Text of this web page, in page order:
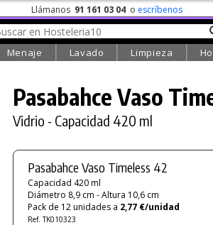
Llámanos 91 161 03 04 o escríbenos
Menaje Lavado Limpieza
Pasabahce Vaso
Vidrio - Capacidad 420 ml
Pasabahce Vaso Timeless 42
Capacidad 420 ml
Diámetro 8,9 cm - Altura 10,6 cm
Pack de 12 unidades a 2,77 €/unidad
Ref. TK010323